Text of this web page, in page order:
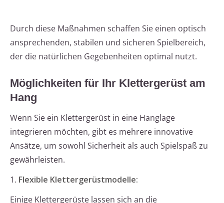
Durch diese Maßnahmen schaffen Sie einen optisch
ansprechenden, stabilen und sicheren Spielbereich,
der die natürlichen Gegebenheiten optimal nutzt.
Möglichkeiten für Ihr Klettergerüst am
Hang
Wenn Sie ein Klettergerüst in eine Hanglage
integrieren möchten, gibt es mehrere innovative
Ansätze, um sowohl Sicherheit als auch Spielspaß zu
gewährleisten.
1. Flexible Klettergerüstmodelle:
Einige Klettergerüste lassen sich an die